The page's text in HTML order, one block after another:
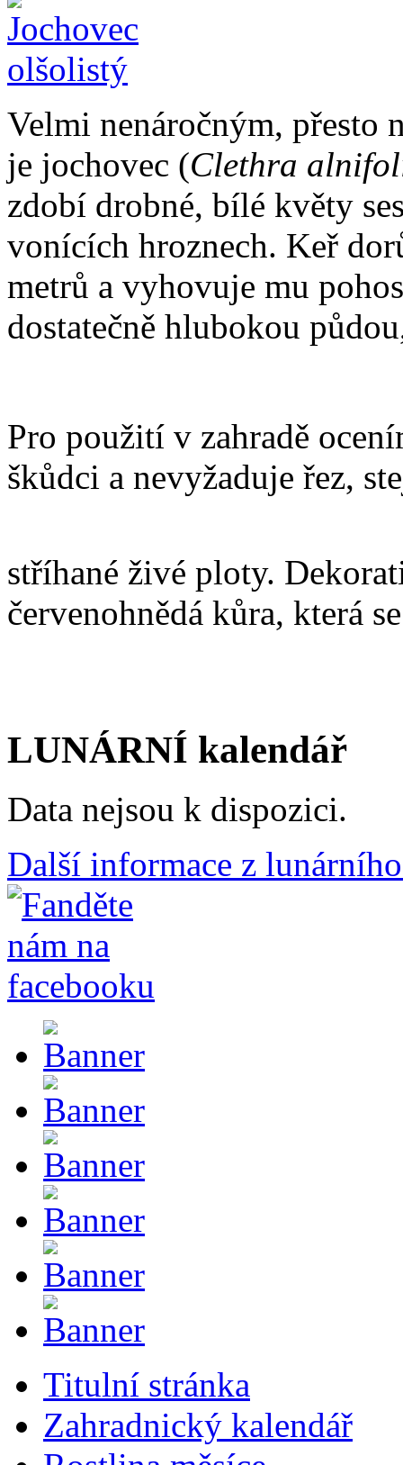
Velmi nenáročným, přesto
je jochovec (Clethra
zdobí drobné, bílé květy
vonících hroznech. Keř
metrů a vyhovuje mu
dostatečně hlubokou
Pro použití v zahradě
škůdci a nevyžaduje řez,
stříhané živé ploty.
červenohnědá kůra, která
LUNÁRNÍ kalendář
Data nejsou k dispozici.
Další informace z
Titulní stránka
Zahradnický kalendář